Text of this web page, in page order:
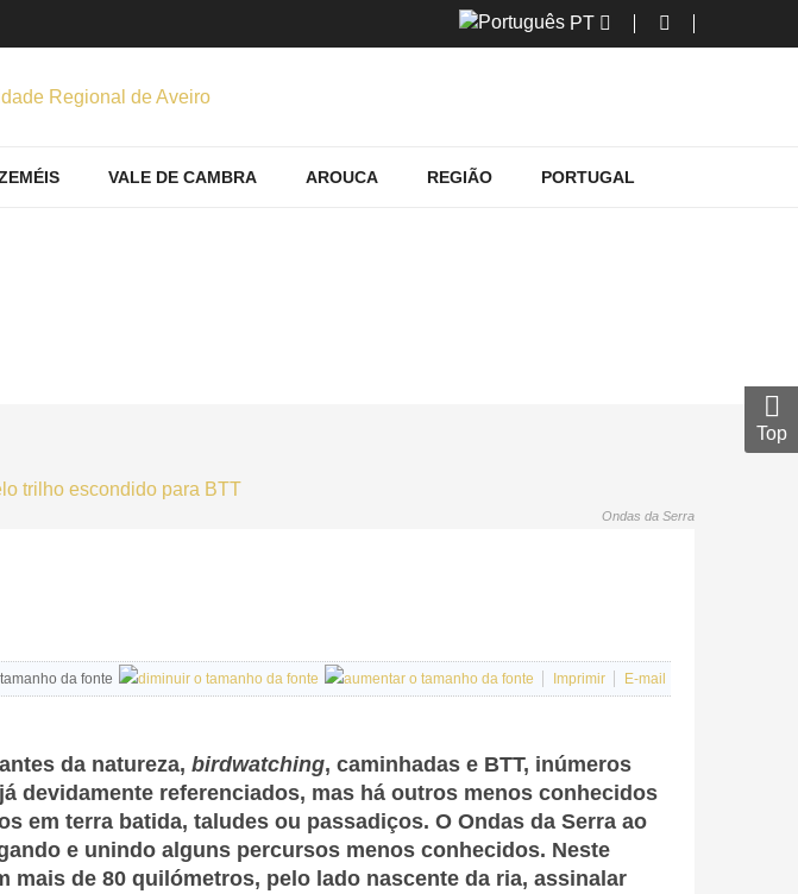
PT
VALE DE CAMBRA AROUCA REGIÃO PORTUGAL
Ondas da Serra
tamanho da fonte Imprimir E-mail
da natureza, birdwatching, caminhadas e BTT, inúmeros
devidamente referenciados, mas há outros menos conhecidos
em terra batida, taludes ou passadiços. O Ondas da Serra ao
e unindo alguns percursos menos conhecidos. Neste
de 80 quilómetros, pelo lado nascente da ria, assinalar
Top